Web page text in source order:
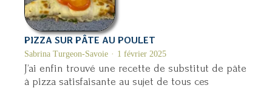
PIZZA SUR PÂTE AU POULET
Sabrina Turgeon-Savoie 1 février 2025
J’ai enfin trouvé une recette de substitut de pâte
à pizza satisfaisante au sujet de tous ces